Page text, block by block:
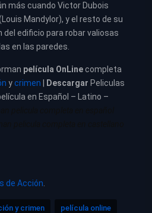
más cuando Victor Dubois
Mandylor), y el resto de su
del edificio para robar valiosas
en las paredes.
película OnLinecompleta
ycrimen Descargar Peliculas
en Español – Latino –
de Acción
y crimen
película online